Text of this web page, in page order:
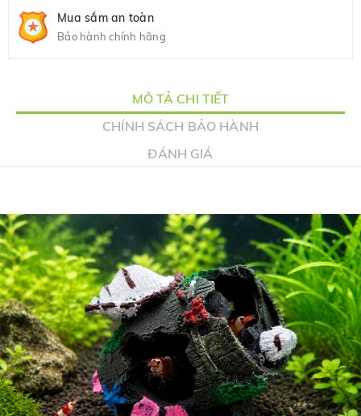
Mua sắm an toàn
Bảo hành chính hãng
MÔ TẢ CHI TIẾT
CHÍNH SÁCH BẢO HÀNH
ĐÁNH GIÁ